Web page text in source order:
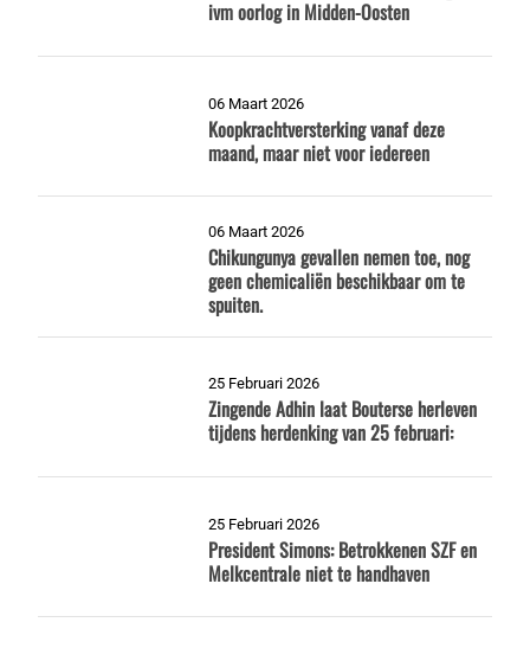
ivm oorlog in Midden-Oosten
06 Maart 2026
Koopkrachtversterking vanaf deze
maand, maar niet voor iedereen
06 Maart 2026
Chikungunya gevallen nemen toe, nog
geen chemicaliën beschikbaar om te
spuiten.
25 Februari 2026
Zingende Adhin laat Bouterse herleven
tijdens herdenking van 25 februari:
25 Februari 2026
President Simons: Betrokkenen SZF en
Melkcentrale niet te handhaven